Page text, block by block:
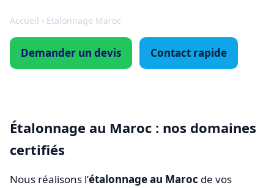
Accueil › Étalonnage Maroc
Demander un devis Contact rapide
Étalonnage au Maroc : nos domaines
certifiés
Nous réalisons l’étalonnage au Maroc de vos